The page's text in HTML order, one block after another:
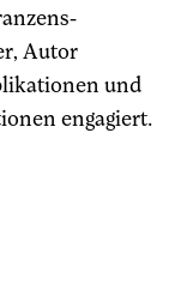
Autor
und
engagiert.